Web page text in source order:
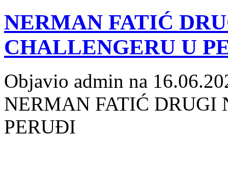
NERMAN FATIĆ
CHALLENGERU U
Objavio admin na
NERMAN FATIĆ DRUGI
PERUĐI